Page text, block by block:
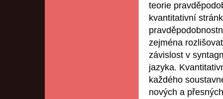
teorie
kvantitativní
zejména
závislost v
jazyka.
každého
nových a